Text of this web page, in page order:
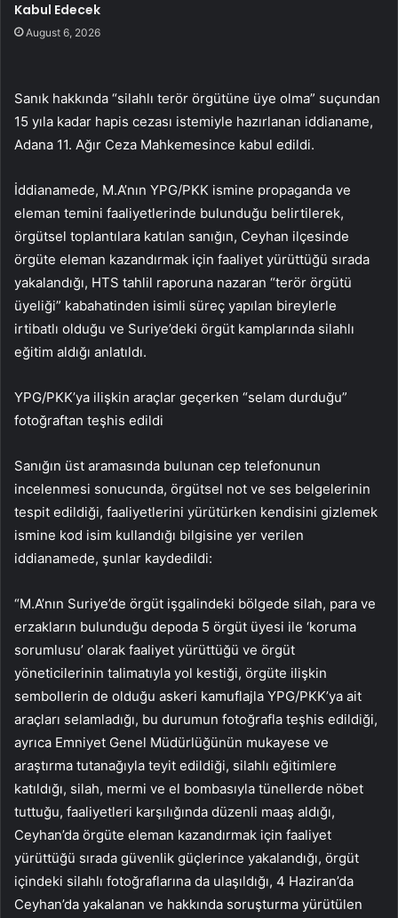
Kabul Edecek
August 6, 2026
Sanık hakkında “silahlı terör örgütüne üye olma” suçundan
15 yıla kadar hapis cezası istemiyle hazırlanan iddianame,
Adana 11. Ağır Ceza Mahkemesince kabul edildi.
İddianamede, M.A’nın YPG/PKK ismine propaganda ve
eleman temini faaliyetlerinde bulunduğu belirtilerek,
örgütsel toplantılara katılan sanığın, Ceyhan ilçesinde
örgüte eleman kazandırmak için faaliyet yürüttüğü sırada
yakalandığı, HTS tahlil raporuna nazaran “terör örgütü
üyeliği” kabahatinden isimli süreç yapılan bireylerle
irtibatlı olduğu ve Suriye’deki örgüt kamplarında silahlı
eğitim aldığı anlatıldı.
YPG/PKK’ya ilişkin araçlar geçerken “selam durduğu”
fotoğraftan teşhis edildi
Sanığın üst aramasında bulunan cep telefonunun
incelenmesi sonucunda, örgütsel not ve ses belgelerinin
tespit edildiği, faaliyetlerini yürütürken kendisini gizlemek
ismine kod isim kullandığı bilgisine yer verilen
iddianamede, şunlar kaydedildi:
“M.A’nın Suriye’de örgüt işgalindeki bölgede silah, para ve
erzakların bulunduğu depoda 5 örgüt üyesi ile ‘koruma
sorumlusu’ olarak faaliyet yürüttüğü ve örgüt
yöneticilerinin talimatıyla yol kestiği, örgüte ilişkin
sembollerin de olduğu askeri kamuflajla YPG/PKK’ya ait
araçları selamladığı, bu durumun fotoğrafla teşhis edildiği,
ayrıca Emniyet Genel Müdürlüğünün mukayese ve
araştırma tutanağıyla teyit edildiği, silahlı eğitimlere
katıldığı, silah, mermi ve el bombasıyla tünellerde nöbet
tuttuğu, faaliyetleri karşılığında düzenli maaş aldığı,
Ceyhan’da örgüte eleman kazandırmak için faaliyet
yürüttüğü sırada güvenlik güçlerince yakalandığı, örgüt
içindeki silahlı fotoğraflarına da ulaşıldığı, 4 Haziran’da
Ceyhan’da yakalanan ve hakkında soruşturma yürütülen